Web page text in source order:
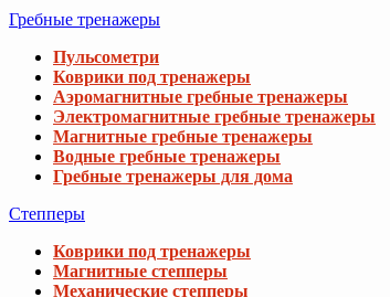
Гребные тренажеры
Пульсометри
Коврики под тренажеры
Аэромагнитные гребные тренажеры
Электромагнитные гребные тренажеры
Магнитные гребные тренажеры
Водные гребные тренажеры
Гребные тренажеры для дома
Степперы
Коврики под тренажеры
Магнитные степперы
Механические степперы